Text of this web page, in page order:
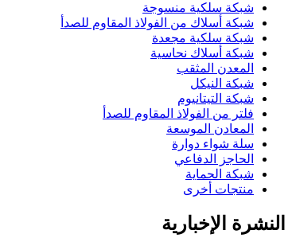
شبكة سلكية منسوجة
شبكة أسلاك من الفولاذ المقاوم للصدأ
شبكة سلكية مجعدة
شبكة أسلاك نحاسية
المعدن المثقب
شبكة النيكل
شبكة التيتانيوم
فلتر من الفولاذ المقاوم للصدأ
المعادن الموسعة
سلة شواء دوارة
الحاجز الدفاعي
شبكة الحماية
منتجات أخرى
النشرة الإخبارية